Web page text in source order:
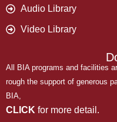
Audio Library
Video Library
All BIA programs and facilities
rough the support of generous
BIA,
CLICK for more detail.